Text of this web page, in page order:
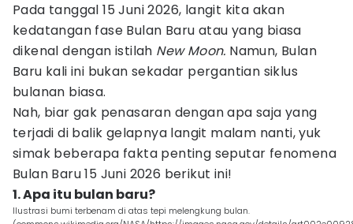
Pada tanggal 15 Juni 2026, langit kita akan
kedatangan fase Bulan Baru atau yang biasa
dikenal dengan istilah New Moon. Namun, Bulan
Baru kali ini bukan sekadar pergantian siklus
bulanan biasa.
Nah, biar gak penasaran dengan apa saja yang
terjadi di balik gelapnya langit malam nanti, yuk
simak beberapa fakta penting seputar fenomena
Bulan Baru 15 Juni 2026 berikut ini!
1. Apa itu bulan baru?
Ilustrasi bumi terbenam di atas tepi melengkung bulan.